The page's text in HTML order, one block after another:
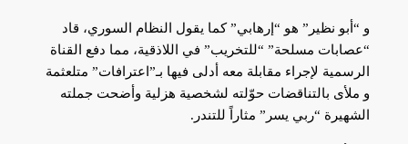
و “أبو نظير” هو “إرهابي” كما يقول النظام السوري، قاد
“عصابات مسلحة” “للتخريب” في اللاذقية، مما دفع القناة
الرسمية لإجراء مقابلة معه أدلى فيها بـ”اعترافات” متلعثمة
و ملأى بالتناقضات حوّلته لشخصية هزلية وأضحت جملته
الشهيرة “ربي يسر” مثاراً للتندر.